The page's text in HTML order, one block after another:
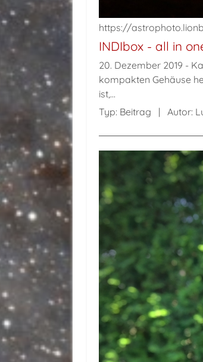
INDIbox - all in
https://
20. Dezember 2019
kompakten Gehäuse
ist,...
Typ: Beitrag Autor: